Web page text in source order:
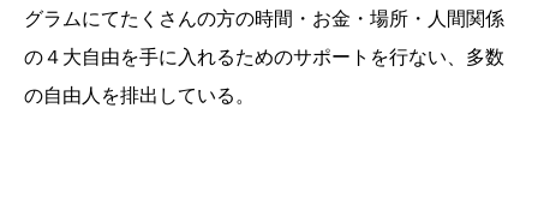
グラムにてたくさんの方の時間・お金・場所・人間関係
の４大自由を手に入れるためのサポートを行ない、多数
の自由人を排出している。